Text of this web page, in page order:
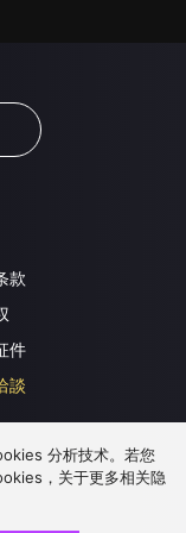
款
件
談
分析技术。若您
，关于更多相关隐